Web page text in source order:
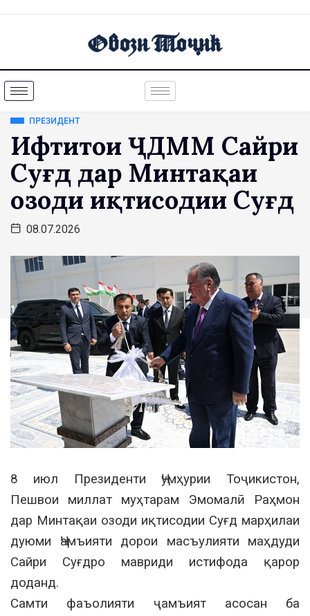
ПРЕЗИДЕНТ
Ифтитоҳи ҶДММ Сайри
Суғд дар Минтақаи
озоди иқтисодии Суғд
08.07.2026
8 июл Президенти Ҷумҳурии Тоҷикистон,
Пешвои миллат муҳтарам Эмомалӣ Раҳмон
дар Минтақаи озоди иқтисодии Суғд марҳилаи
дуюми Ҷамъияти дорои масъулияти маҳдуди
Сайри Суғдро мавриди истифода қарор
доданд.
Самти фаъолияти ҷамъият асосан ба